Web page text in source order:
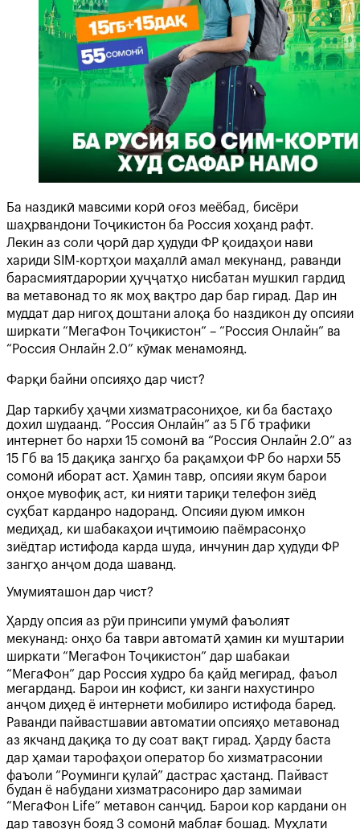
Ба наздикӣ мавсими корӣ оғоз меёбад, бисёри
шаҳрвандони Тоҷикистон ба Россия хоҳанд рафт.
Лекин аз соли ҷорӣ дар ҳудуди ФР қоидаҳои нави
хариди SIM-кортҳои маҳаллӣ амал мекунанд, раванди
барасмиятдарории ҳуҷҷатҳо нисбатан мушкил гардид
ва метавонад то як моҳ вақтро дар бар гирад. Дар ин
муддат дар нигоҳ доштани алоқа бо наздикон ду опсияи
ширкати “МегаФон Тоҷикистон” – “Россия Онлайн” ва
“Россия Онлайн 2.0” кӯмак менамоянд.
Фарқи байни опсияҳо дар чист?
Дар таркибу ҳаҷми хизматрасониҳое, ки ба бастаҳо
дохил шудаанд. “Россия Онлайн” аз 5 Гб трафики
интернет бо нархи 15 сомонӣ ва “Россия Онлайн 2.0” аз
15 Гб ва 15 дақиқа зангҳо ба рақамҳои ФР бо нархи 55
сомонӣ иборат аст. Ҳамин тавр, опсияи якум барои
онҳое мувофиқ аст, ки нияти тариқи телефон зиёд
суҳбат карданро надоранд. Опсияи дуюм имкон
медиҳад, ки шабакаҳои иҷтимоию паёмрасонҳо
зиёдтар истифода карда шуда, инчунин дар ҳудуди ФР
зангҳо анҷом дода шаванд.
Умумияташон дар чист?
Ҳарду опсия аз рӯи принсипи умумӣ фаъолият
мекунанд: онҳо ба таври автоматӣ ҳамин ки муштарии
ширкати “МегаФон Тоҷикистон” дар шабакаи
“МегаФон” дар Россия худро ба қайд мегирад, фаъол
мегарданд. Барои ин кофист, ки занги нахустинро
анҷом диҳед ё интернети мобилиро истифода баред.
Раванди пайвастшавии автоматии опсияҳо метавонад
аз якчанд дақиқа то ду соат вақт гирад. Ҳарду баста
дар ҳамаи тарофаҳои оператор бо хизматрасонии
фаъоли “Роуминги қулай” дастрас ҳастанд. Пайваст
будан ё набудани хизматрасониро дар замимаи
“МегаФон Life” метавон санҷид. Барои кор кардани он
дар тавозун бояд 3 сомонӣ маблағ бошад. Муҳлати